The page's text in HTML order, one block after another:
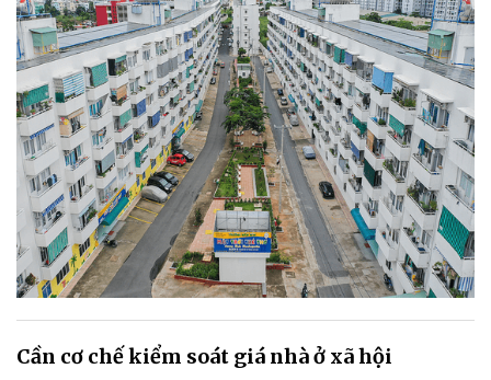
Cần cơ chế kiểm soát giá nhà ở xã hội